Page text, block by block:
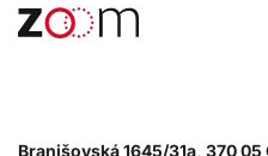
Branišovská 1645/31a, 370